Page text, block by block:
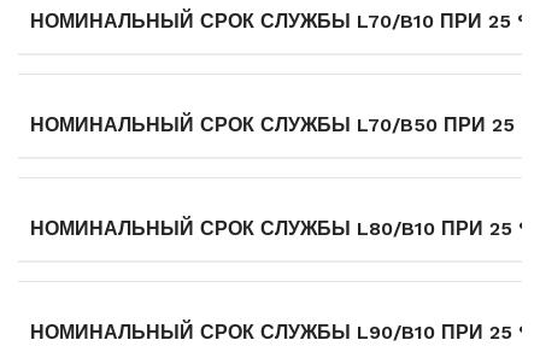
НОМИНАЛЬНЫЙ СРОК СЛУЖБЫ L70/B10 ПРИ 25 °C
НОМИНАЛЬНЫЙ СРОК СЛУЖБЫ L70/B50 ПРИ 25
НОМИНАЛЬНЫЙ СРОК СЛУЖБЫ L80/B10 ПРИ 25 °C
НОМИНАЛЬНЫЙ СРОК СЛУЖБЫ L90/B10 ПРИ 25 °C